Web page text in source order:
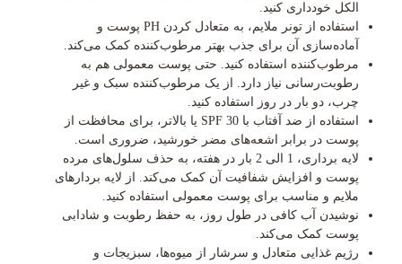
الکل خودداری کنید.
استفاده از تونر ملایم، به متعادل کردن PH پوست و
آماده‌سازی آن برای جذب بهتر مرطوب‌کننده کمک می‌کند.
مرطوب‌کننده استفاده کنید. حتی پوست معمولی هم به
رطوبت‌رسانی نیاز دارد. از یک مرطوب‌کننده سبک و غیر
چرب، دو بار در روز استفاده کنید.
استفاده از ضد آفتاب با SPF 30 یا بالاتر، برای محافظت از
پوست در برابر اشعه‌های مضر خورشید، ضروری است.
لایه برداری، 1 الی 2 بار در هفته، به حذف سلول‌های مرده
پوست و افزایش شفافیت آن کمک می‌کند. از لایه بردارهای
ملایم و مناسب برای پوست معمولی استفاده کنید.
نوشیدن آب کافی در طول روز، به حفظ رطوبت و شادابی
پوست کمک می‌کند.
رژیم غذایی متعادل و سرشار از میوه‌ها، سبزیجات و